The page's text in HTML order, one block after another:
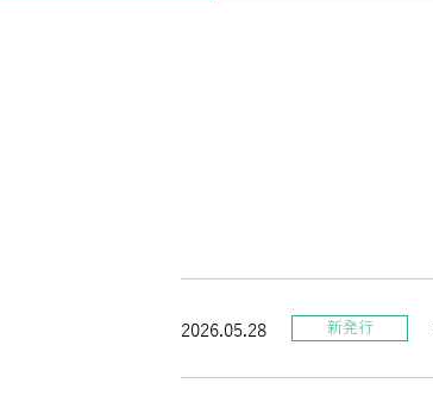
2026.05.28 新発行